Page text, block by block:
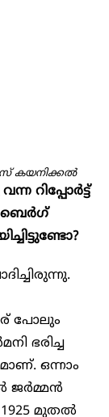
കയനിക്കൽ
റിപ്പോർട്ട്
പോലും
ഭരിച്ച
ഒന്നാം
ജർമ്മൻ
1925 മുതൽ